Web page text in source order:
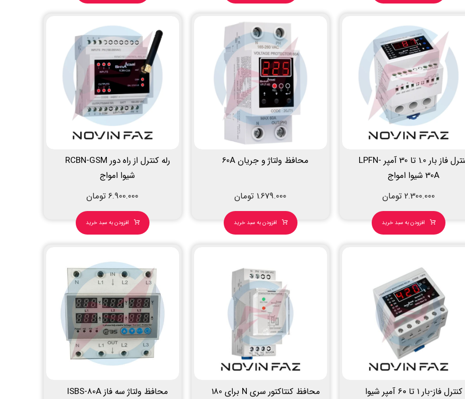
کنترل فاز بار 1.0 تا 30 آمپر LPFN-
30A شیوا امواج
2.300.000تومان
افزودن به سبد خرید
محافظ ولتاژ و جریان 60A
1.679.000 تومان
افزودن به سبد خرید
رله کنترل از راه دور RCBN-GSM
شیوا امواج
6.900.000تومان
افزودن به سبد خرید
کنترل فاز-بار ۱ تا ۶۰ آمپر شیوا
محافظ کنتاکتور سری N برای 180
محافظ ولتاژ سه فاز ISBS-80A